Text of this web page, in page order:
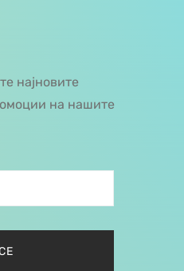
најновите
на нашите